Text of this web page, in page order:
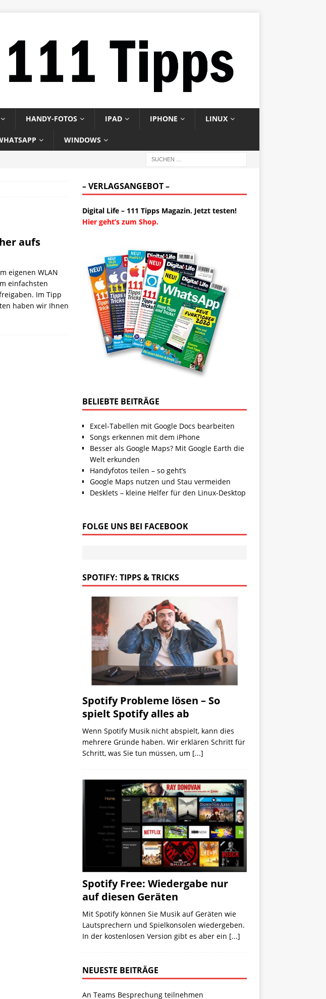
HANDY-FOTOS IPAD IPHONE LINUX
WINDOWS
aufs
eigenen WLAN
einfachsten
Im Tipp
haben wir Ihnen
– VERLAGSANGEBOT –
Digital Life – 111 Tipps Magazin. Jetzt testen!
Hier geht’s zum Shop.
BELIEBTE BEITRÄGE
Excel-Tabellen mit Google Docs bearbeiten
Songs erkennen mit dem iPhone
Besser als Google Maps? Mit Google Earth die
Welt erkunden
Handyfotos teilen – so geht’s
Google Maps nutzen und Stau vermeiden
Desklets – kleine Helfer für den Linux-Desktop
FOLGE UNS BEI FACEBOOK
SPOTIFY: TIPPS & TRICKS
Spotify Probleme lösen – So
spielt Spotify alles ab
Wenn Spotify Musik nicht abspielt, kann dies
mehrere Gründe haben. Wir erklären Schritt für
Schritt, was Sie tun müssen, um [...]
Spotify Free: Wiedergabe nur
auf diesen Geräten
Mit Spotify können Sie Musik auf Geräten wie
Lautsprechern und Spielkonsolen wiedergeben.
In der kostenlosen Version gibt es aber ein [...]
NEUESTE BEITRÄGE
An Teams Besprechung teilnehmen